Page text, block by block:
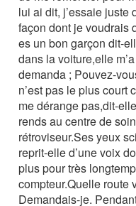
lui ai dit, j’essaie juste
façon dont je voudrais
es un bon garçon dit-
dans la voiture,elle
demanda ; Pouvez-
n’est pas le plus court
me dérange pas,dit-
rends au centre de
rétroviseur.Ses yeux
reprit-elle d’une voix
plus pour très
compteur.Quelle route
Demandais-je.